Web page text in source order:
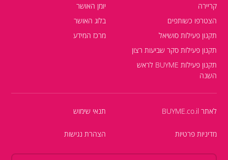
קריירה
הצטרפו כשותפים
תקנון פעילות סושיאל
תקנון פעילות סקר שביעות רצון
תקנון פעילות BUYME לראש
השנה
יומן האושר
בלוג האושר
מרכז המידע
לאתר BUYME.co.il תנאי שימוש
מדיניות פרטיות הצהרת נגישות